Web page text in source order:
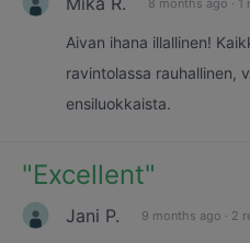
Aivan ihana illallinen!
ravintolassa rauhallinen,
ensiluokkaista.
"Excellent"
Jani P. 9 months ago · 2